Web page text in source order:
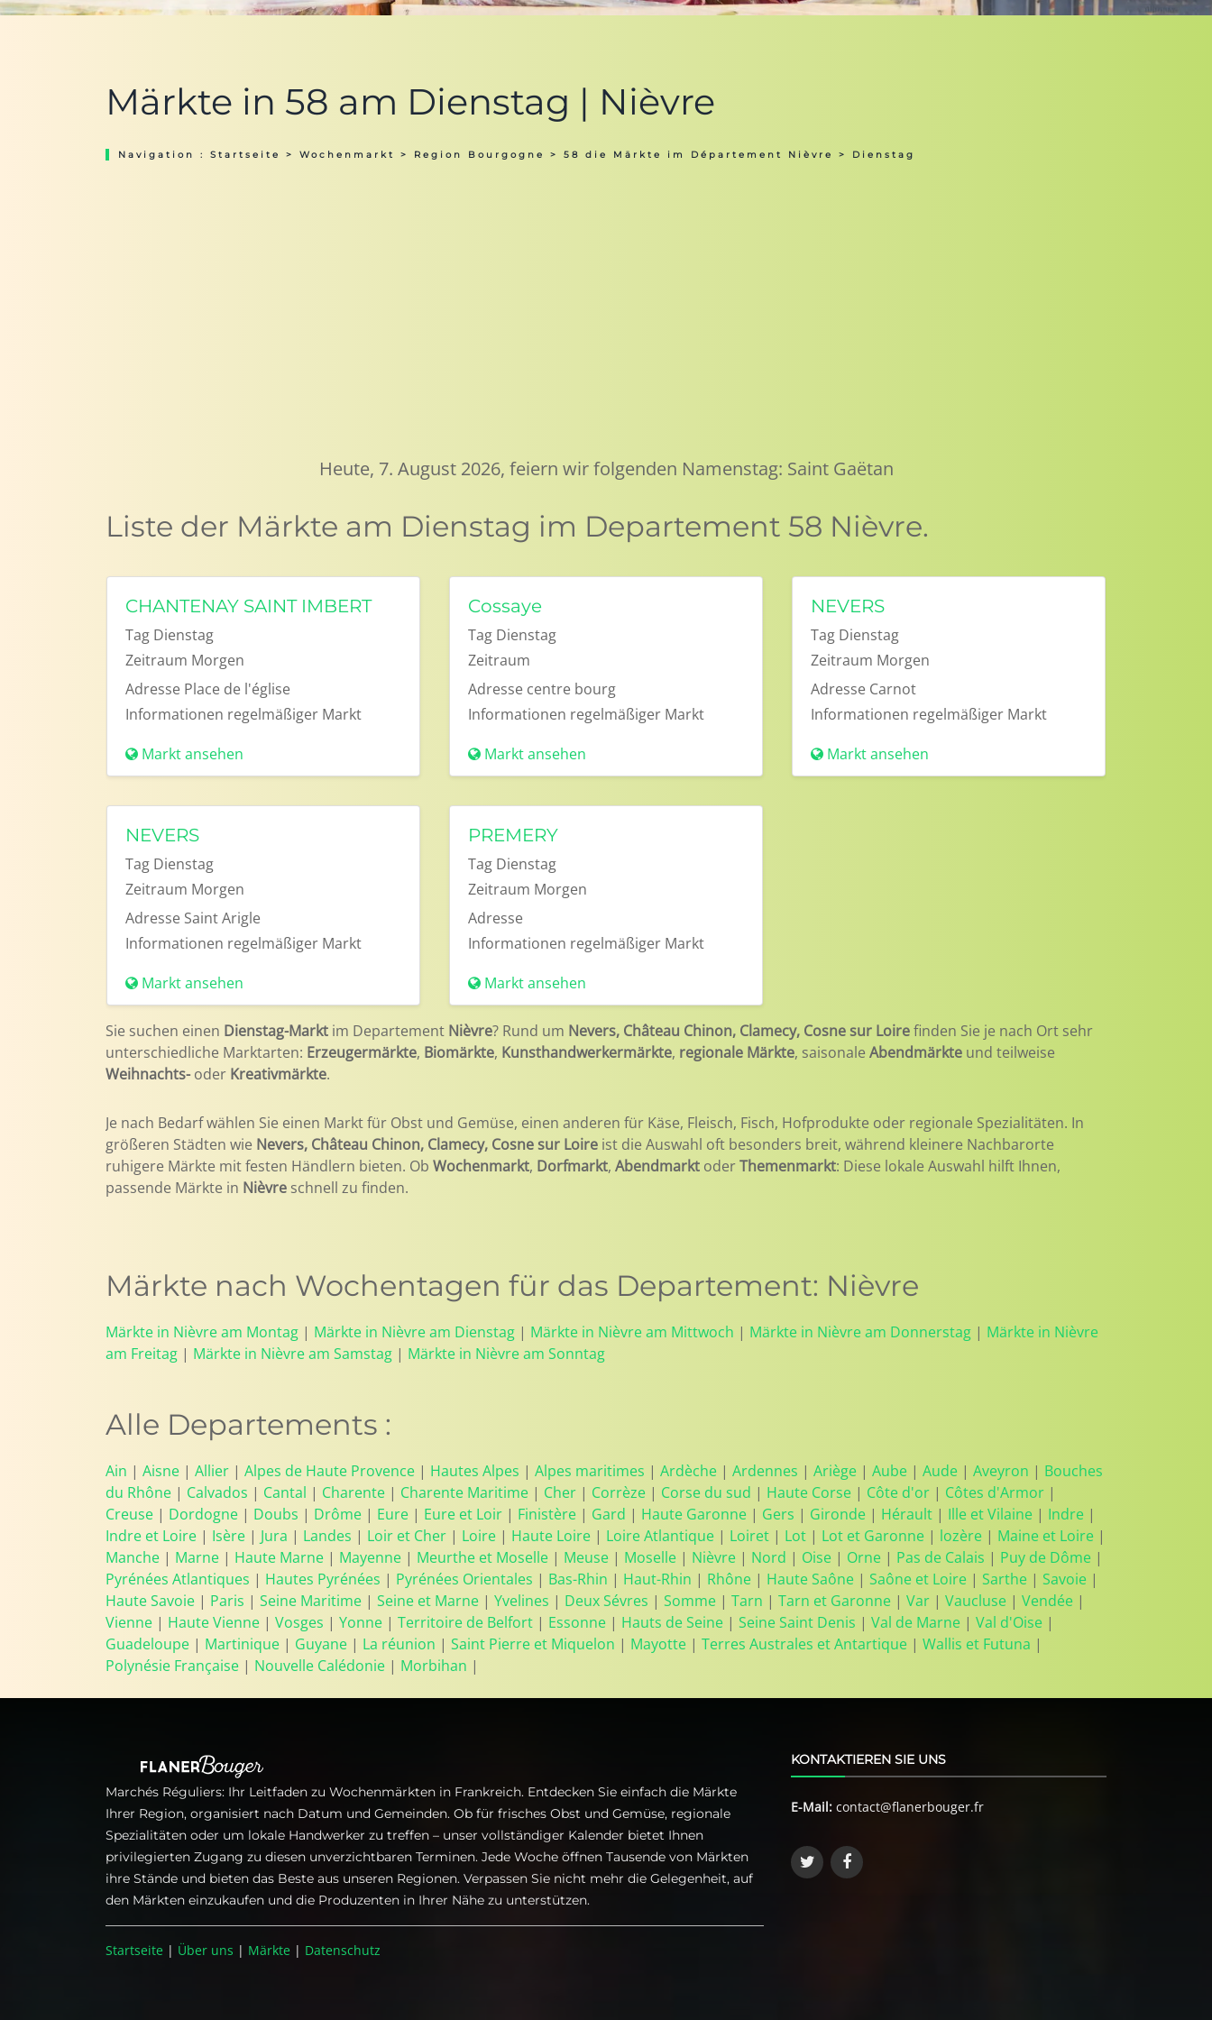
Märkte in 58 am Dienstag | Nièvre
Navigation : Startseite > Wochenmarkt > Region Bourgogne > 58 die Märkte im Département Nièvre > Dienstag
Heute, 7. August 2026, feiern wir folgenden Namenstag: Saint Gaëtan
Liste der Märkte am Dienstag im Departement 58 Nièvre.
CHANTENAY SAINT IMBERT
Tag Dienstag
Zeitraum Morgen
Adresse Place de l'église
Informationen regelmäßiger Markt
Markt ansehen
Cossaye
Tag Dienstag
Zeitraum
Adresse centre bourg
Informationen regelmäßiger Markt
Markt ansehen
NEVERS
Tag Dienstag
Zeitraum Morgen
Adresse Carnot
Informationen regelmäßiger Markt
Markt ansehen
NEVERS
Tag Dienstag
Zeitraum Morgen
Adresse Saint Arigle
Informationen regelmäßiger Markt
Markt ansehen
PREMERY
Tag Dienstag
Zeitraum Morgen
Adresse
Informationen regelmäßiger Markt
Markt ansehen
Sie suchen einen Dienstag-Markt im Departement Nièvre? Rund um Nevers, Château Chinon, Clamecy, Cosne sur Loirefinden Sie je nach Ort sehr
unterschiedliche Marktarten: Erzeugermärkte, Biomärkte, Kunsthandwerkermärkte, regionale Märkte, saisonale Abendmärkte und teilweise
Weihnachts-oder Kreativmärkte.
Je nach Bedarf wählen Sie einen Markt für Obst und Gemüse, einen anderen für Käse, Fleisch, Fisch, Hofprodukte oder regionale Spezialitäten. In
größeren Städten wie Nevers, Château Chinon, Clamecy, Cosne sur Loire ist die Auswahl oft besonders breit, während kleinere Nachbarorte
ruhigere Märkte mit festen Händlern bieten. Ob Wochenmarkt, Dorfmarkt, Abendmarkt oderThemenmarkt: Diese lokale Auswahl hilft Ihnen,
passende Märkte in Nièvre schnell zu finden.
Märkte nach Wochentagen für das Departement: Nièvre
Märkte in Nièvre am Montag | Märkte in Nièvre am Dienstag | Märkte in Nièvre am Mittwoch | Märkte in Nièvre am Donnerstag | Märkte in Nièvre
am Freitag | Märkte in Nièvre am Samstag | Märkte in Nièvre am Sonntag
Alle Departements :
Ain | Aisne | Allier | Alpes de Haute Provence | Hautes Alpes | Alpes maritimes | Ardèche | Ardennes | Ariège | Aube | Aude | Aveyron | Bouches
du Rhône | Calvados | Cantal | Charente | Charente Maritime | Cher | Corrèze | Corse du sud | Haute Corse | Côte d'or | Côtes d'Armor |
Creuse | Dordogne | Doubs | Drôme | Eure | Eure et Loir | Finistère | Gard | Haute Garonne | Gers | Gironde | Hérault | Ille et Vilaine | Indre |
Indre et Loire | Isère | Jura | Landes | Loir et Cher | Loire | Haute Loire | Loire Atlantique | Loiret | Lot | Lot et Garonne | lozère | Maine et Loire |
Manche | Marne | Haute Marne | Mayenne | Meurthe et Moselle | Meuse | Moselle | Nièvre | Nord | Oise | Orne | Pas de Calais | Puy de Dôme |
Pyrénées Atlantiques | Hautes Pyrénées | Pyrénées Orientales | Bas-Rhin | Haut-Rhin | Rhône | Haute Saône | Saône et Loire | Sarthe | Savoie |
Haute Savoie | Paris | Seine Maritime | Seine et Marne | Yvelines | Deux Sévres | Somme | Tarn | Tarn et Garonne | Var | Vaucluse | Vendée |
Vienne | Haute Vienne | Vosges | Yonne | Territoire de Belfort | Essonne | Hauts de Seine | Seine Saint Denis | Val de Marne | Val d'Oise |
Guadeloupe | Martinique | Guyane | La réunion | Saint Pierre et Miquelon | Mayotte | Terres Australes et Antartique | Wallis et Futuna |
Polynésie Française | Nouvelle Calédonie | Morbihan |
Marchés Réguliers: Ihr Leitfaden zu Wochenmärkten in Frankreich. Entdecken Sie einfach die Märkte
Ihrer Region, organisiert nach Datum und Gemeinden. Ob für frisches Obst und Gemüse, regionale
Spezialitäten oder um lokale Handwerker zu treffen – unser vollständiger Kalender bietet Ihnen
privilegierten Zugang zu diesen unverzichtbaren Terminen. Jede Woche öffnen Tausende von Märkten
ihre Stände und bieten das Beste aus unseren Regionen. Verpassen Sie nicht mehr die Gelegenheit, auf
den Märkten einzukaufen und die Produzenten in Ihrer Nähe zu unterstützen.
Startseite | Über uns | Märkte | Datenschutz
KONTAKTIEREN SIE UNS
E-Mail: contact@flanerbouger.fr